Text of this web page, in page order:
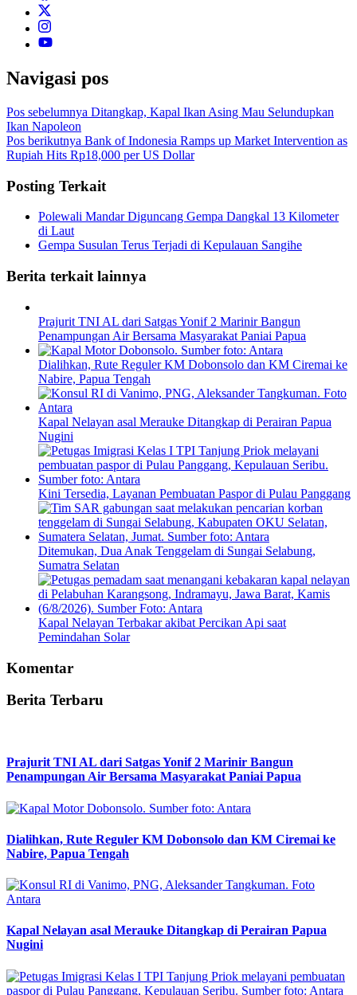
Navigasi pos
Pos sebelumnya Ditangkap, Kapal Ikan Asing Mau Selundupkan
Ikan Napoleon
Pos berikutnya Bank of Indonesia Ramps up Market Intervention as
Rupiah Hits Rp18,000 per US Dollar
Posting Terkait
Polewali Mandar Diguncang Gempa Dangkal 13 Kilometer
di Laut
Gempa Susulan Terus Terjadi di Kepulauan Sangihe
Berita terkait lainnya
Prajurit TNI AL dari Satgas Yonif 2 Marinir Bangun
Penampungan Air Bersama Masyarakat Paniai Papua
Dialihkan, Rute Reguler KM Dobonsolo dan KM Ciremai ke
Nabire, Papua Tengah
Kapal Nelayan asal Merauke Ditangkap di Perairan Papua
Nugini
Kini Tersedia, Layanan Pembuatan Paspor di Pulau Panggang
Ditemukan, Dua Anak Tenggelam di Sungai Selabung,
Sumatra Selatan
Kapal Nelayan Terbakar akibat Percikan Api saat
Pemindahan Solar
Komentar
Berita Terbaru
Prajurit TNI AL dari Satgas Yonif 2 Marinir Bangun
Penampungan Air Bersama Masyarakat Paniai Papua
Dialihkan, Rute Reguler KM Dobonsolo dan KM Ciremai ke
Nabire, Papua Tengah
Kapal Nelayan asal Merauke Ditangkap di Perairan Papua
Nugini